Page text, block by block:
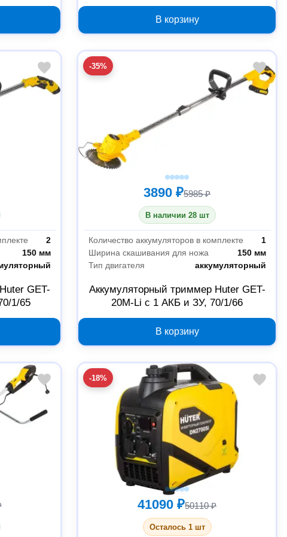
В корзину
2
150 мм
GET-
1/65
-35%
3890 ₽5985 ₽
В наличии 28 шт
Количество аккумуляторов в комплекте
1
Ширина скашивания для ножа
150 мм
Тип двигателя
аккумуляторный
Аккумуляторный триммер Huter GET-
20M-Li с 1 АКБ и ЗУ, 70/1/66
В корзину
-18%
41090 ₽50110 ₽
Осталось 1 шт